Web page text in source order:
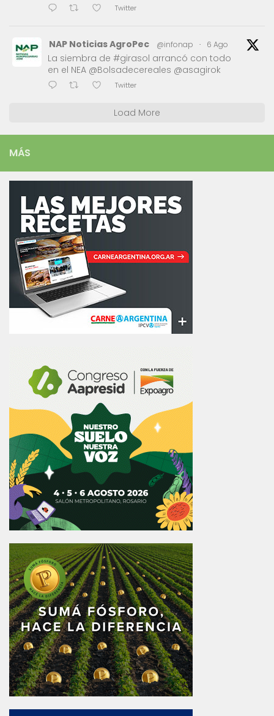
Twitter
NAP Noticias AgroPec @infonap · 6 Ago
La siembra de #girasol arrancó con todo
en el NEA @Bolsadecereales @asagirok
Twitter
Load More
MÁS